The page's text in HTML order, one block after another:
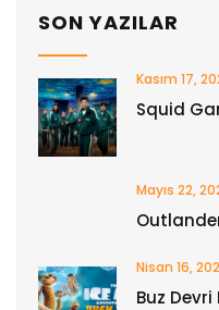
SON YAZILAR
Kasım 17,
Squid
Mayıs 22,
Nisan 16,
Buz Devri